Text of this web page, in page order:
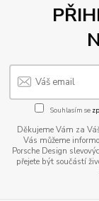
Souhlasím se
Děkujeme Vám za
Vás můžeme
Porsche Design
přejete být součástí